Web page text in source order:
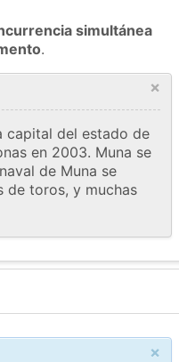
simultánea
.
×
capital del estado de
en 2003. Muna se
de Muna se
de toros, y muchas
×